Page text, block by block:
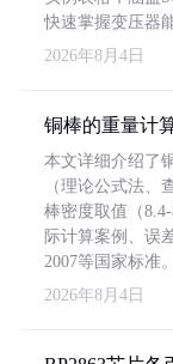
快速掌握变压器
2026年8月4日
铜棒的重量计
本文详细介绍了
（理论公式法、
棒密度取值（
际计算案例、误
2007等国家标准。
2026年8月4日